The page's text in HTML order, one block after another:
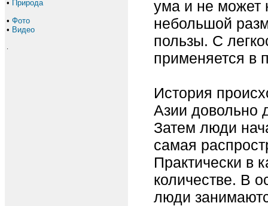
• Природа
• Фото
• Видео
ума и не может
небольшой
пользы. С
применяется в
История
Азии довольно
Затем люди
самая
Практически в
количестве. В
люди